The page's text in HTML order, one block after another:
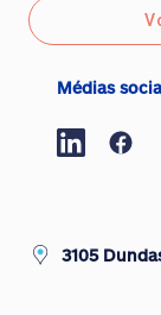
Médias
3105